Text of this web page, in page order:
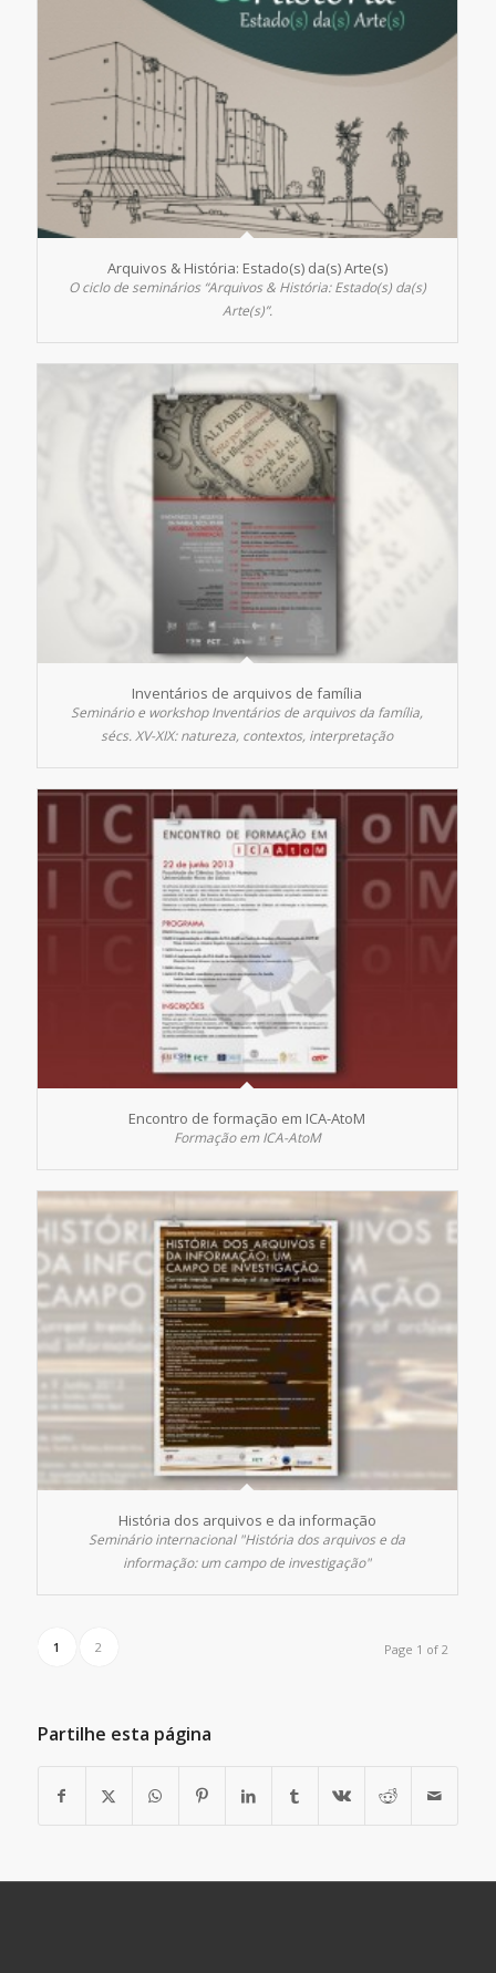
Arquivos & História: Estado(s) da(s) Arte(s)
O ciclo de seminários “Arquivos & História: Estado(s) da(s)
Arte(s)”.
Inventários de arquivos de família
Seminário e workshopInventários de arquivos da família,
sécs. XV-XIX: natureza, contextos, interpretação
Encontro de formação em ICA-AtoM
Formação em ICA-AtoM
História dos arquivos e da informação
Seminário internacional "História dos arquivos e da
informação: um campo de investigação"
Page 1 of 2
1 2
Partilhe esta página